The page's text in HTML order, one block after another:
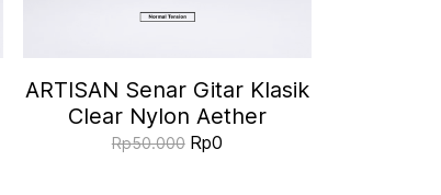
ARTISAN Senar Gitar Klasik
Clear Nylon Aether
Rp50.000 Rp0